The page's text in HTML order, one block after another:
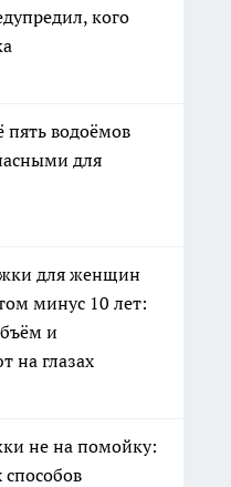
кого
пять водоёмов
для
для женщин
минус 10 лет:
и
на глазах
не на помойку: